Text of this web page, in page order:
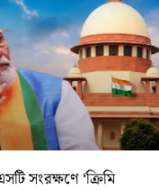
সংরক্ষণে ‘ক্রিমি